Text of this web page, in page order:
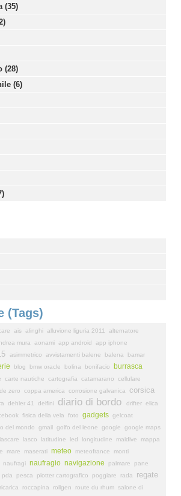
(35)
(28)
(6)
(Tags)
ais alinghi alluvione liguria 2011
alternatore
mura aonami app android
app iphone
asimmetrico avvistamenti balene balena
bamar
blog bmw oracle bolina bonifacio burrasca
carte nautiche cartografia catamarano
cellulare
zero coppa america corrosione galvanica corsica
dehler 41 delfini diario di bordo drifter elica
fisica della vela foto gadgets gelcoat
del mondo gmail golfo del leone google
google maps
lascare lasco latitudine led longitudine maldive
mappa
mare maserati meteo meteofrance
monti
naufragi naufragio navigazione palmare pane
pda pesca plotter cartografico poggiare rada regate
ricarica roccapina rollgen route du rhum salone di